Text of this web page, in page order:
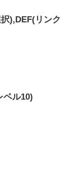
),DEF(リンク
ベル10)